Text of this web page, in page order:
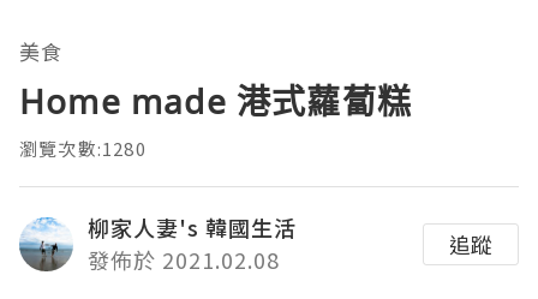
美食
Home made 港式蘿蔔糕
瀏覽次數:1280
柳家人妻's 韓國生活
發佈於 2021.02.08
追蹤